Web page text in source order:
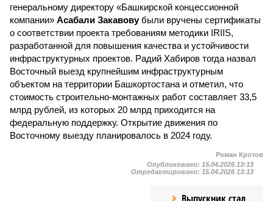
генеральному директору «Башкирской концессионной
компании» Асабали Закавовубыли вручены сертификаты
о соответствии проекта требованиям методики IRIIS,
разработанной для повышения качества и устойчивости
инфраструктурных проектов. Радий Хабиров тогда назвал
Восточный выезд крупнейшим инфраструктурным
объектом на территории Башкортостана и отметил, что
стоимость строительно-монтажных работ составляет 33,5
млрд рублей, из которых 20 млрд приходится на
федеральную поддержку. Открытие движения по
Восточному выезду планировалось в 2024 году.
Роман Кротов
Опубликовано: 15.04.2026 13:13
Отредактировано: 15.04.2026 13:13